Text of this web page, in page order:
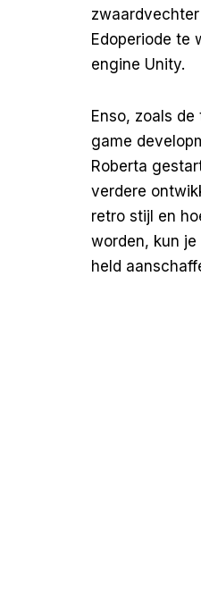
Edoperiode te
engine Unity.
Enso, zoals
game
Roberta
verdere
retro stijl en
worden, kun
held